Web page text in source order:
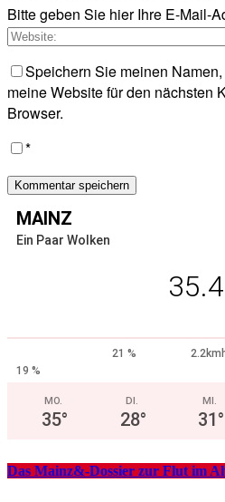
Bitte geben Sie hier Ihre E-Mail-
Speichern Sie meinen
meine Website für den nächsten
Browser.
*
MAINZ
Ein Paar Wolken
35.4
21 %
19 %
MO.
35°
DI.
28°
MI.
31°
Das Mainz&-Dossier zur Flut im